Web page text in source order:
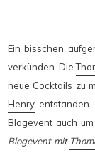
Ein bisschen
verkünden. Die
neue Cocktails zu
Henry
Blogevent auch
Blogevent mit